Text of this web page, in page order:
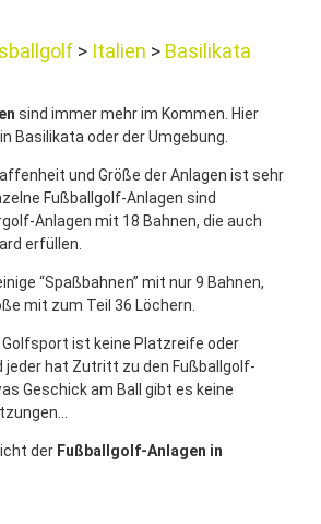
Italien Basilikata
sind immer mehr im Kommen. Hier
Basilikata oder der Umgebung.
und Größe der Anlagen ist sehr
Fußballgolf-Anlagen sind
Anlagen mit 18 Bahnen, die auch
erfüllen.
“Spaßbahnen” mit nur 9 Bahnen,
mit zum Teil 36 Löchern.
Golfsport ist keine Platzreife oder
jeder hat Zutritt zu den Fußballgolf-
Geschick am Ball gibt es keine
der Fußballgolf-Anlagen in